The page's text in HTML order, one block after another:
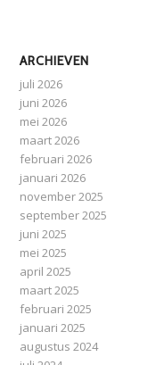
ARCHIEVEN
juli 2026
juni 2026
mei 2026
maart 2026
februari 2026
januari 2026
november 2025
september 2025
juni 2025
mei 2025
april 2025
maart 2025
februari 2025
januari 2025
augustus 2024